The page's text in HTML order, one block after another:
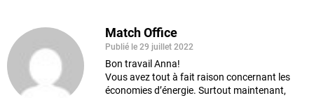
Match Office
Publié le 29 juillet 2022
Bon travail Anna!
Vous avez tout à fait raison concernant les
économies d’énergie. Surtout maintenant,